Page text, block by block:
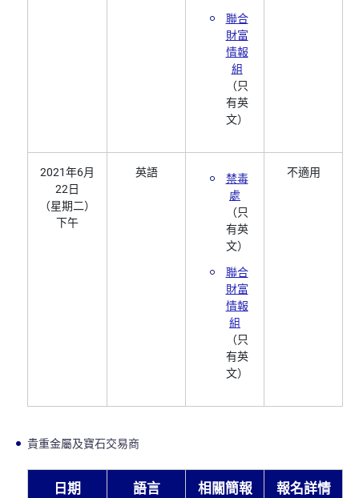
聯合
財富
情報
組
（只
有英
文）
2021年6月
22日
（星期二）
下午
英語
禁毒
處
（只
有英
文）
聯合
財富
情報
組
（只
有英
文）
不適用
貴重金屬及寶石交易商
日期 語言 相關簡報 報名詳情